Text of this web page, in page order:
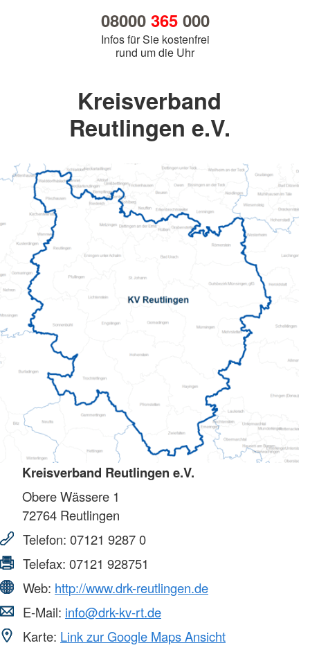
08000 365000
Infos für Sie kostenfrei
rund um die Uhr
Kreisverband
Reutlingen e.V.
Kreisverband Reutlingen e.V.
Obere Wässere 1
72764 Reutlingen
Telefon: 07121 9287 0
Telefax: 07121 928751
Web: http://www.drk-reutlingen.de
E-Mail: info@drk-kv-rt.de
Karte: Link zur Google Maps Ansicht